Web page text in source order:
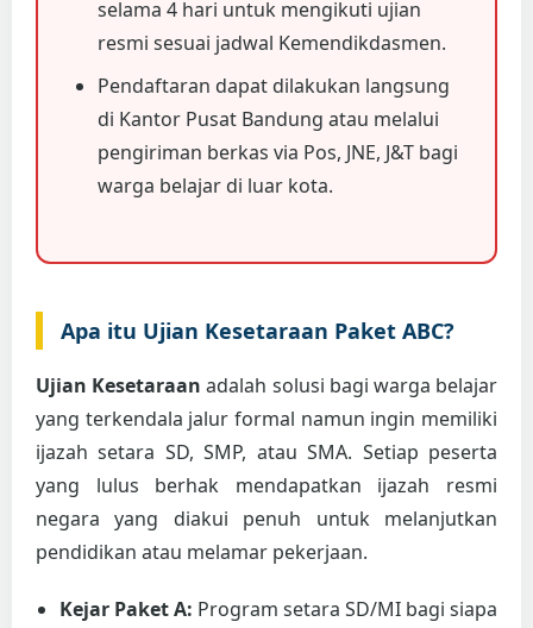
selama 4 hari untuk mengikuti ujian
resmi sesuai jadwal Kemendikdasmen.
Pendaftaran dapat dilakukan langsung
di Kantor Pusat Bandung atau melalui
pengiriman berkas via Pos, JNE, J&T bagi
warga belajar di luar kota.
Apa itu Ujian Kesetaraan Paket ABC?
Ujian Kesetaraan adalah solusi bagi warga belajar
yang terkendala jalur formal namun ingin memiliki
ijazah setara SD, SMP, atau SMA. Setiap peserta
yang lulus berhak mendapatkan ijazah resmi
negara yang diakui penuh untuk melanjutkan
pendidikan atau melamar pekerjaan.
Kejar Paket A: Program setara SD/MI bagi siapa